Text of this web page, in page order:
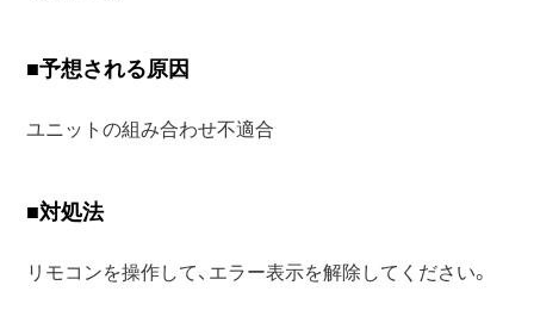
■予想される原因
ユニットの組み合わせ不適合
■対処法
リモコンを操作して、エラー表示を解除してください。